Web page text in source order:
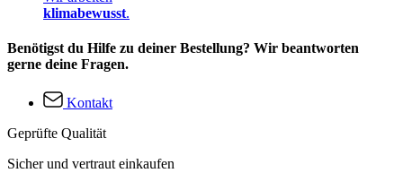
klimabewusst.
Benötigst du Hilfe zu deiner Bestellung? Wir beantworten
gerne deine Fragen.
Kontakt
Geprüfte Qualität
Sicher und vertraut einkaufen